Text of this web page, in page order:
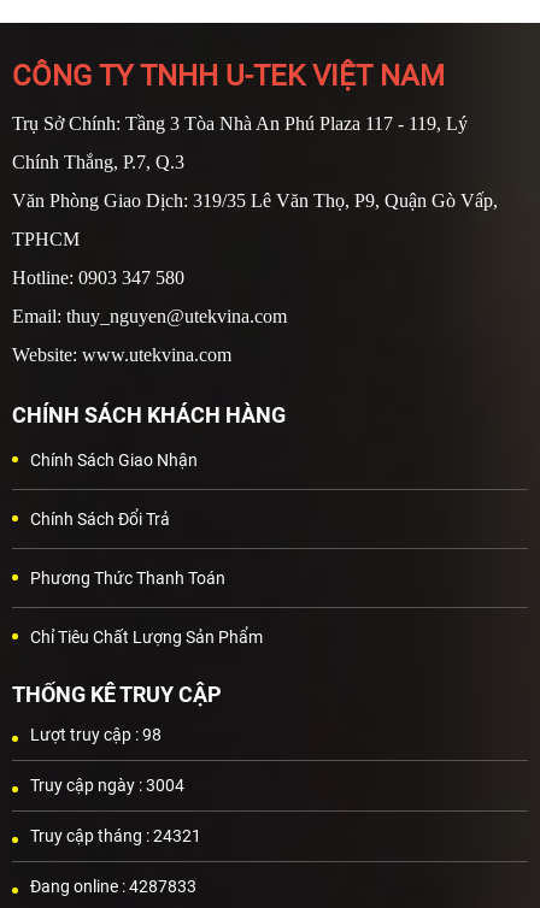
CÔNG TY TNHH U-TEK VIỆT NAM
Trụ Sở Chính: Tầng 3 Tòa Nhà An Phú Plaza 117 - 119, Lý
Chính Thắng, P.7, Q.3
Văn Phòng Giao Dịch: 319/35 Lê Văn Thọ, P9, Quận Gò Vấp,
TPHCM
Hotline: 0903 347 580
Email: thuy_nguyen@utekvina.com
Website: www.utekvina.com
CHÍNH SÁCH KHÁCH HÀNG
Chính Sách Giao Nhận
Chính Sách Đổi Trả
Phương Thức Thanh Toán
Chỉ Tiêu Chất Lượng Sản Phẩm
THỐNG KÊ TRUY CẬP
Lượt truy cập :98
Truy cập ngày :3004
Truy cập tháng :24321
Đang online :4287833